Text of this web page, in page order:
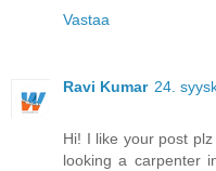
Vastaa
Ravi Kumar 24.
Hi! I like your post
looking a carpenter